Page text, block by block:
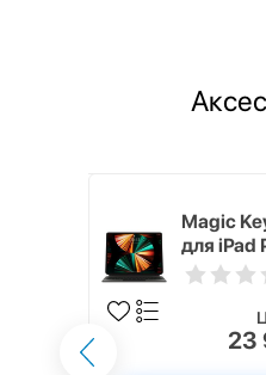
Magic
для iPad
5th
23